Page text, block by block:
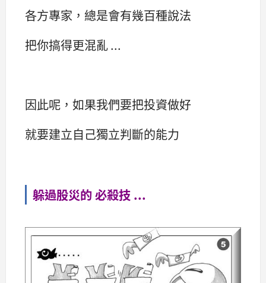
各方專家，總是會有幾百種說法
把你搞得更混亂 ...
因此呢，如果我們要把投資做好
就要建立自己獨立判斷的能力
躲過股災的 必殺技 ...